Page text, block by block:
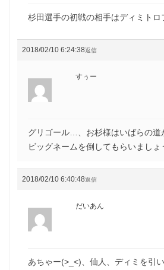
杉田選手の初戦の相手はディミトロ
2018/02/10 6:24:38返信
すぅー
グリゴール…、お杉様はいばらの道
ビッグネームを倒してもらいましょ
2018/02/10 6:40:48返信
だいあん
あちゃー(>_<)、仙人、ディミを引